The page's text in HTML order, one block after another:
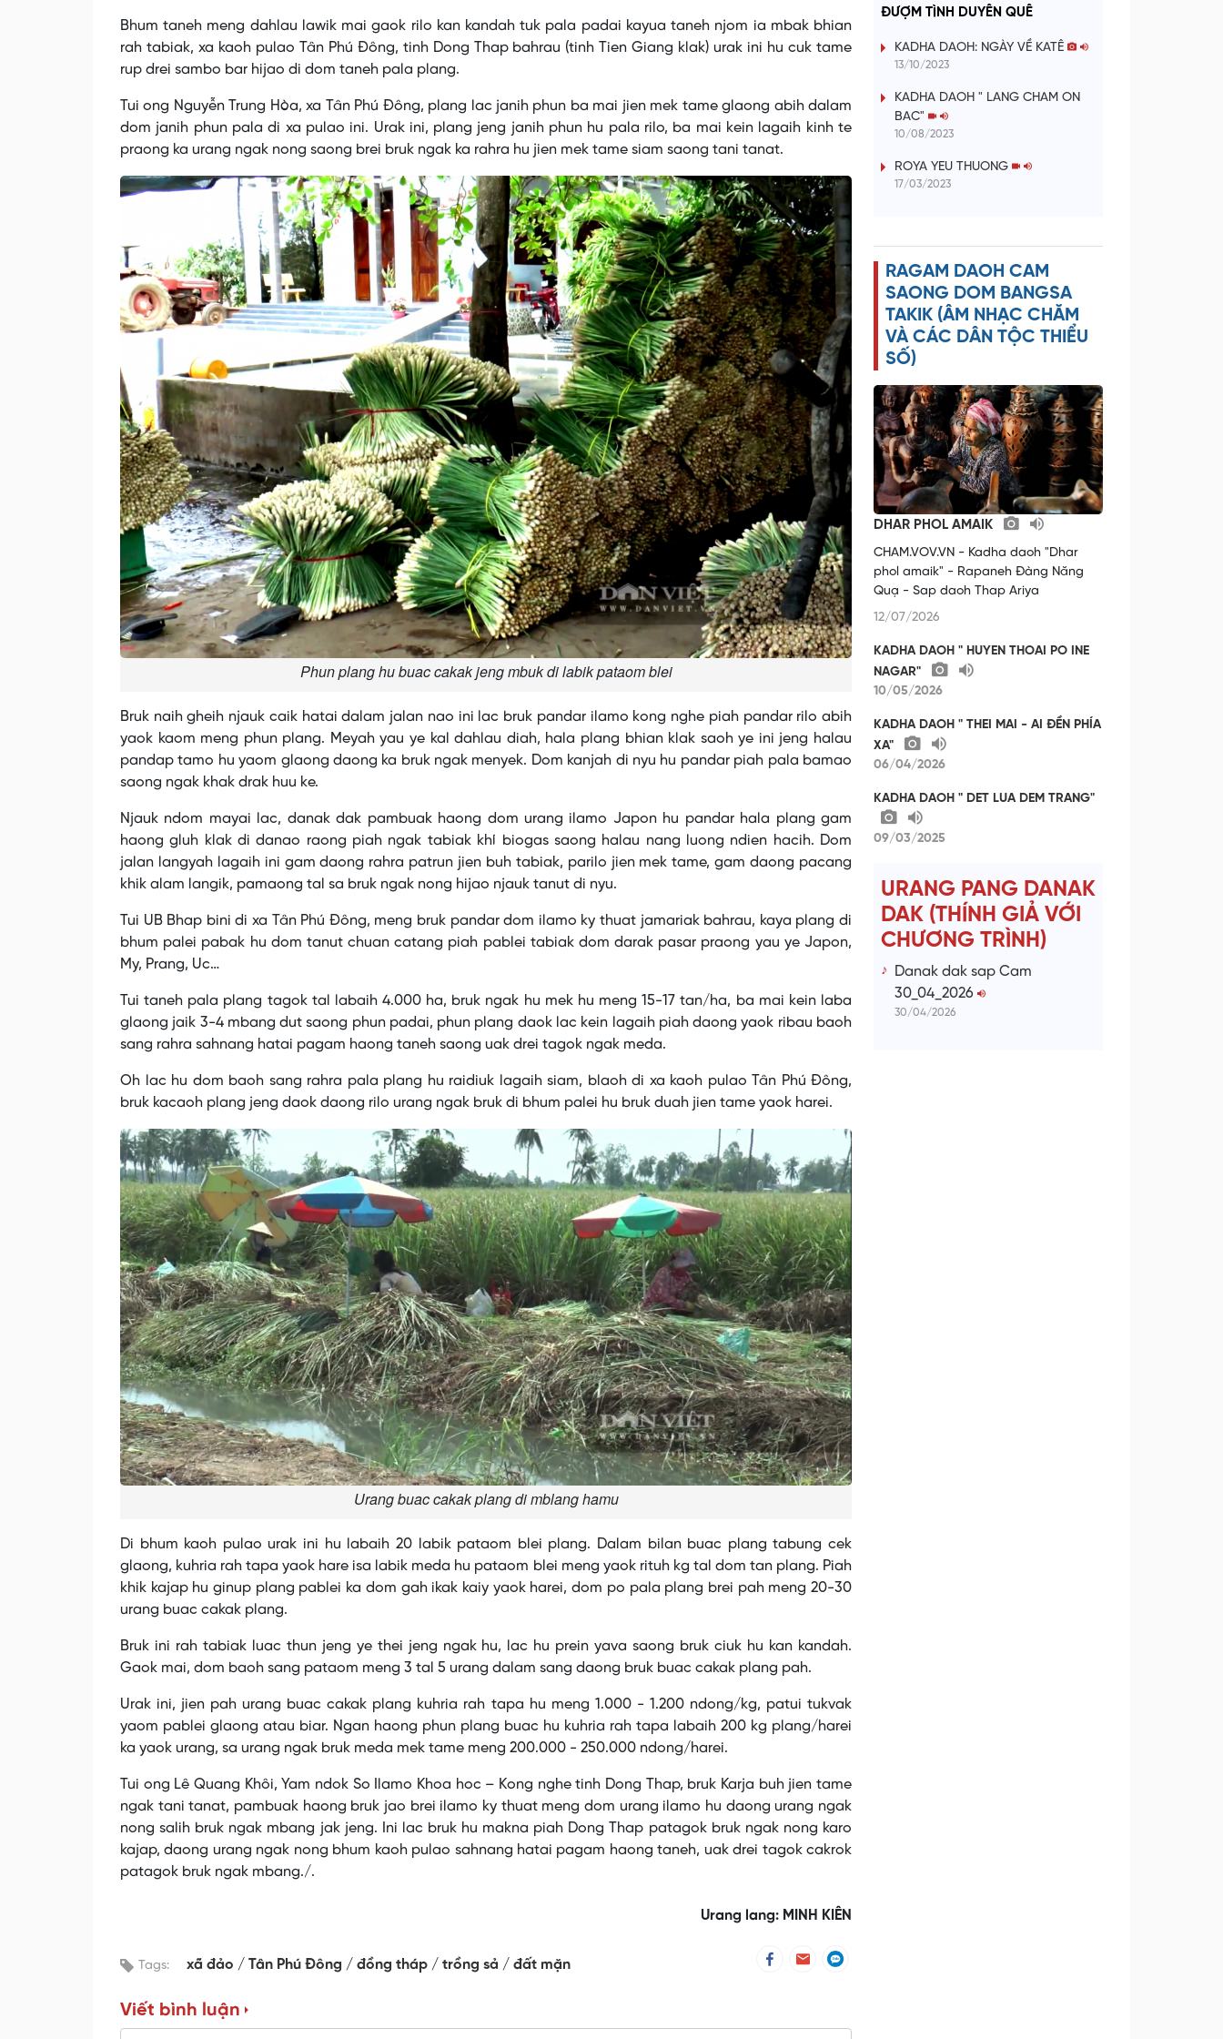
a
modal
No compatible source was found for this media.
Bhum taneh meng dahlau lawik mai gaok rilo kan kandah tuk pala padai kayua taneh njom ia mbak bhian
rah tabiak, xa kaoh pulao Tân Phú Đông, tinh Dong Thap bahrau (tinh Tien Giang klak) urak ini hu cuk tame
rup drei sambo bar hijao di dom taneh pala plang.
Tui ong Nguyễn Trung Hòa, xa Tân Phú Đông, plang lac janih phun ba mai jien mek tame glaong abih dalam
dom janih phun pala di xa pulao ini. Urak ini, plang jeng janih phun hu pala rilo, ba mai kein lagaih kinh te
praong ka urang ngak nong saong brei bruk ngak ka rahra hu jien mek tame siam saong tani tanat.
Phun plang hu buac cakak jeng mbuk di labik pataom blei
Bruk naih gheih njauk caik hatai dalam jalan nao ini lac bruk pandar ilamo kong nghe piah pandar rilo abih
yaok kaom meng phun plang. Meyah yau ye kal dahlau diah, hala plang bhian klak saoh ye ini jeng halau
pandap tamo hu yaom glaong daong ka bruk ngak menyek. Dom kanjah di nyu hu pandar piah pala bamao
saong ngak khak drak huu ke.
Njauk ndom mayai lac, danak dak pambuak haong dom urang ilamo Japon hu pandar hala plang gam
haong gluh klak di danao raong piah ngak tabiak khí biogas saong halau nang luong ndien hacih. Dom
jalan langyah lagaih ini gam daong rahra patrun jien buh tabiak, parilo jien mek tame, gam daong pacang
khik alam langik, pamaong tal sa bruk ngak nong hijao njauk tanut di nyu.
Tui UB Bhap bini di xa Tân Phú Đông, meng bruk pandar dom ilamo ky thuat jamariak bahrau, kaya plang di
bhum palei pabak hu dom tanut chuan catang piah pablei tabiak dom darak pasar praong yau ye Japon,
My, Prang, Uc…
Tui taneh pala plang tagok tal labaih 4.000 ha, bruk ngak hu mek hu meng 15-17 tan/ha, ba mai kein laba
glaong jaik 3-4 mbang dut saong phun padai, phun plang daok lac kein lagaih piah daong yaok ribau baoh
sang rahra sahnang hatai pagam haong taneh saong uak drei tagok ngak meda.
Oh lac hu dom baoh sang rahra pala plang hu raidiuk lagaih siam, blaoh di xa kaoh pulao Tân Phú Đông,
bruk kacaoh plang jeng daok daong rilo urang ngak bruk di bhum palei hu bruk duah jien tame yaok harei.
Urang buac cakak plang di mblang hamu
Di bhum kaoh pulao urak ini hu labaih 20 labik pataom blei plang. Dalam bilan buac plang tabung cek
glaong, kuhria rah tapa yaok hare isa labik meda hu pataom blei meng yaok rituh kg tal dom tan plang. Piah
khik kajap hu ginup plang pablei ka dom gah ikak kaiy yaok harei, dom po pala plang brei pah meng 20-30
urang buac cakak plang.
Bruk ini rah tabiak luac thun jeng ye thei jeng ngak hu, lac hu prein yava saong bruk ciuk hu kan kandah.
Gaok mai, dom baoh sang pataom meng 3 tal 5 urang dalam sang daong bruk buac cakak plang pah.
Urak ini, jien pah urang buac cakak plang kuhria rah tapa hu meng 1.000 - 1.200 ndong/kg, patui tukvak
yaom pablei glaong atau biar. Ngan haong phun plang buac hu kuhria rah tapa labaih 200 kg plang/harei
ka yaok urang, sa urang ngak bruk meda mek tame meng 200.000 - 250.000 ndong/harei.
Tui ong Lê Quang Khôi, Yam ndok So Ilamo Khoa hoc – Kong nghe tinh Dong Thap, bruk Karja buh jien tame
ngak tani tanat, pambuak haong bruk jao brei ilamo ky thuat meng dom urang ilamo hu daong urang ngak
nong salih bruk ngak mbang jak jeng. Ini lac bruk hu makna piah Dong Thap patagok bruk ngak nong karo
kajap, daong urang ngak nong bhum kaoh pulao sahnang hatai pagam haong taneh, uak drei tagok cakrok
patagok bruk ngak mbang./.
Urang lang: MINH KIÊN
Tags: xã đảo Tân Phú Đông đồng tháp trồng sả đất mặn
Viết bình luận
a
y
V
d
o
ĐƯỢM TÌNH DUYÊN QUÊ
KADHA DAOH: NGÀY VỀ KATÊ
13/10/2023
KADHA DAOH " LANG CHAM ON
BAC"
10/08/2023
ROYA YEU THUONG
17/03/2023
RAGAM DAOH CAM
SAONG DOM BANGSA
TAKIK (ÂM NHẠC CHĂM
VÀ CÁC DÂN TỘC THIỂU
SỐ)
DHAR PHOL AMAIK
CHAM.VOV.VN - Kadha daoh "Dhar
phol amaik" - Rapaneh Đàng Năng
Quạ - Sap daoh Thap Ariya
12/07/2026
KADHA DAOH " HUYEN THOAI PO INE
NAGAR"
10/05/2026
KADHA DAOH " THEI MAI - AI ĐỀN PHÍA
XA"
06/04/2026
KADHA DAOH " DET LUA DEM TRANG"
09/03/2025
URANG PANG DANAK
DAK (THÍNH GIẢ VỚI
CHƯƠNG TRÌNH)
Danak dak sap Cam
30_04_2026
30/04/2026